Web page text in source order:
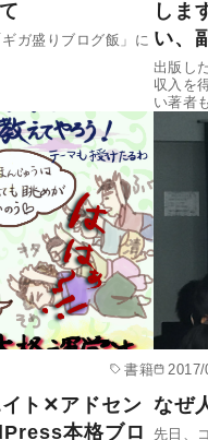
ガ盛りブログ飯」に
しま
い、
出版し
収入を
い著者
書籍
ト✕アドセン
本格ブロ
なぜ
先日、